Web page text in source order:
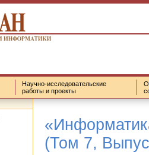
Научно-исследовательские
работы и проекты
(Том 7,